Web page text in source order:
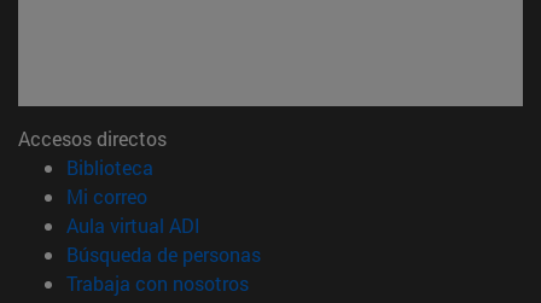
Accesos directos
Biblioteca
Mi correo(abre en nueva ventana)
Aula virtual ADI
Búsqueda de personas(abre en nueva ventana)
Trabaja con nosotros(abre en nueva ventana)